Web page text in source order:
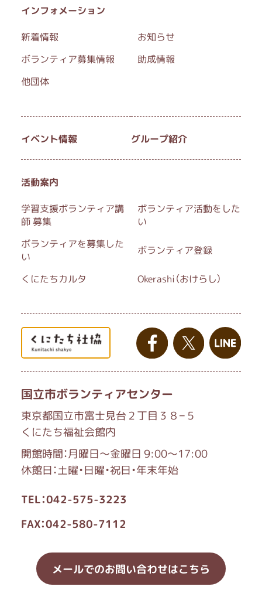
インフォメーション
新着情報
お知らせ
ボランティア募集情報
助成情報
他団体
イベント情報 グループ紹介
活動案内
学習支援ボランティア講
師 募集
ボランティア活動をした
い
ボランティアを募集した
い
ボランティア登録
くにたちカルタ Okerashi（おけらし）
国立市ボランティアセンター
東京都国立市富士見台２丁目３８−５
くにたち福祉会館内
開館時間：月曜日～金曜日 9:00～17:00
休館日：土曜・日曜・祝日・年末年始
TEL：042-575-3223
FAX：042-580-7112
メールでのお問い合わせはこちら